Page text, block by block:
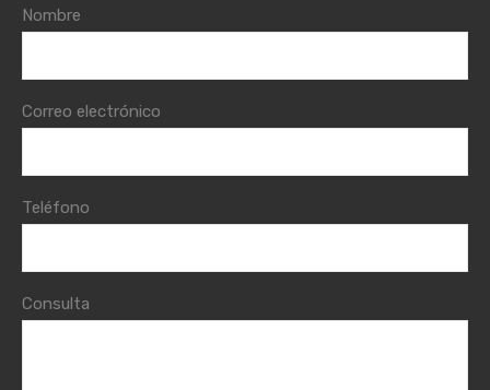
Nombre
Correo electrónico
Teléfono
Consulta